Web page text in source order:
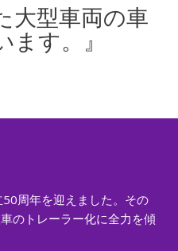
大型車両の車
す。』
周年を迎えました。その
のトレーラー化に全力を傾